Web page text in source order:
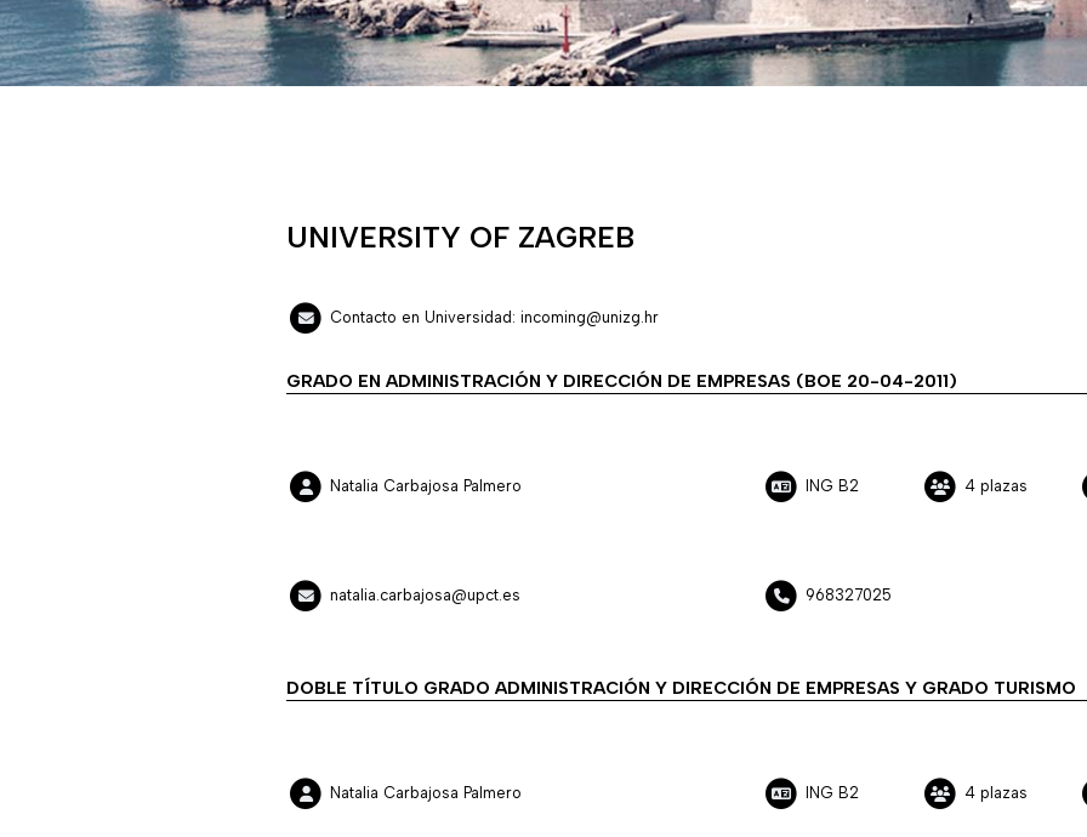
UNIVERSITY OF ZAGREB
Contacto en Universidad: incoming@unizg.hr
GRADO EN ADMINISTRACIÓN Y DIRECCIÓN DE EMPRESAS (BOE 20-04-2011)
Natalia Carbajosa Palmero ING B2 4 plazas
natalia.carbajosa@upct.es 968327025
DOBLE TÍTULO GRADO ADMINISTRACIÓN Y DIRECCIÓN DE EMPRESAS Y GRADO TURISMO
Natalia Carbajosa Palmero ING B2 4 plazas